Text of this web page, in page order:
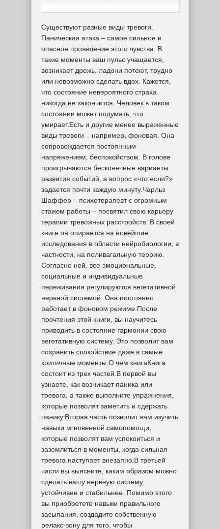
Существуют разные виды тревоги.
Паническая атака – самое сильное и
опасное проявление этого чувства. В
такие моменты ваш пульс учащается,
возникает дрожь, ладони потеют, трудно
или невозможно сделать вдох. Кажется,
что состояние невероятного страха
никогда не закончится. Человек в таком
состоянии может подумать, что
умирает.Есть и другие менее выраженные
виды тревоги – например, фоновая. Она
сопровождается постоянным
напряжением, беспокойством. В голове
проигрываются бесконечные варианты
развития событий, а вопрос «что если?»
задается почти каждую минуту.Чарльз
Шаффер – психотерапевт с огромным
стажем работы – посвятил свою карьеру
терапии тревожных расстройств. В своей
книге он опирается на новейшие
исследования в области нейробиологии, в
частности, на поливагальную теорию.
Согласно ней, все эмоциональные,
социальные и индивидуальные
переживания регулируются вегетативной
нервной системой. Она постоянно
работает в фоновом режиме.После
прочтения этой книги, вы научитесь
приводить в состояние гармонии свою
вегетативную систему. Это позволит вам
сохранить спокойствие даже в самые
критичные моменты.О чем книгаКнига
состоит из трех частей.В первой вы
узнаете, как возникает паника или
тревога, а также выполните упражнения,
которые позволят заметить и сдержать
панику.Вторая часть позволит вам изучить
навыки мгновенной самопомощи,
которые позволят вам успокоиться и
заземлиться в моменты, когда сильная
тревога наступает внезапно.В третьей
части вы выясните, каким образом можно
сделать вашу нервную систему
устойчивее и стабильнее. Помимо этого
вы приобретете навыки правильного
засыпания, создадите собственную
релакс-зону для того, чтобы